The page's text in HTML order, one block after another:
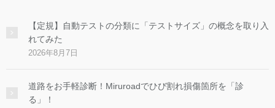
【定規】自動テストの分類に「テストサイズ」の概念を取り入
れてみた
2026年8月7日
道路をお手軽診断！Miruroadでひび割れ損傷箇所を「診
る」！